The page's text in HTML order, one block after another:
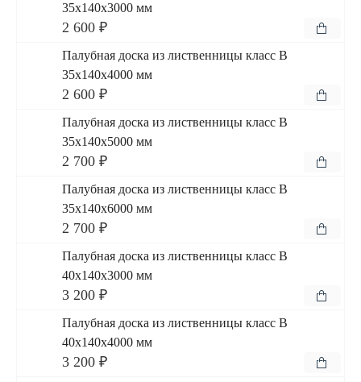
35x140x3000 мм
2 600 ₽
Палубная доска из лиственницы класс В
35x140x4000 мм
2 600 ₽
Палубная доска из лиственницы класс В
35x140x5000 мм
2 700 ₽
Палубная доска из лиственницы класс В
35x140x6000 мм
2 700 ₽
Палубная доска из лиственницы класс В
40x140x3000 мм
3 200 ₽
Палубная доска из лиственницы класс В
40x140x4000 мм
3 200 ₽